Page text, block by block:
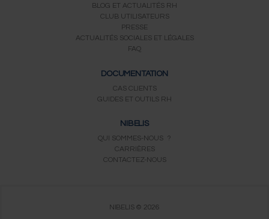
BLOG ET ACTUALITÉS RH
CLUB UTILISATEURS
PRESSE
ACTUALITÉS SOCIALES ET LÉGALES
FAQ
DOCUMENTATION
CAS CLIENTS
GUIDES ET OUTILS RH
NIBELIS
QUI SOMMES-NOUS ?
CARRIÈRES
CONTACTEZ-NOUS
NIBELIS © 2026